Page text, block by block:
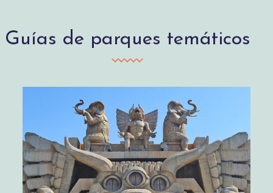
Guías de parques temáticos